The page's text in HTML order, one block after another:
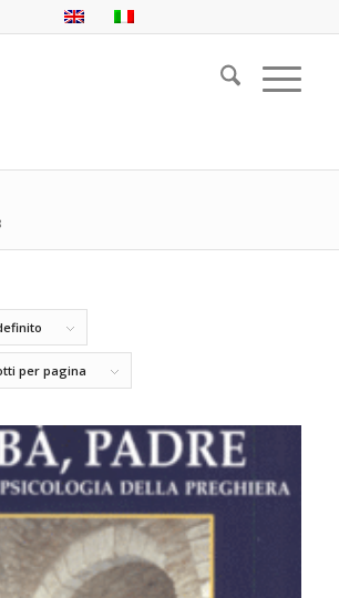
per pagina